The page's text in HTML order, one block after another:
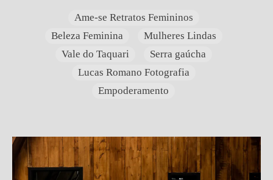
Ame-se Retratos Femininos
Beleza Feminina
Mulheres Lindas
Vale do Taquari
Serra gaúcha
Lucas Romano Fotografia
Empoderamento